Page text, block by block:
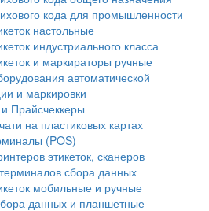
кода для промышленности
настольные
индустриального класса
и маркираторы ручные
автоматической
и маркировки
Прайсчеккеры
на пластиковых картах
(POS)
этикеток, сканеров
сбора данных
мобильные и ручные
данных и планшетные